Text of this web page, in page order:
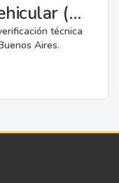
Verificación Técnica Vehicular (VTV)
técnica
Aires.